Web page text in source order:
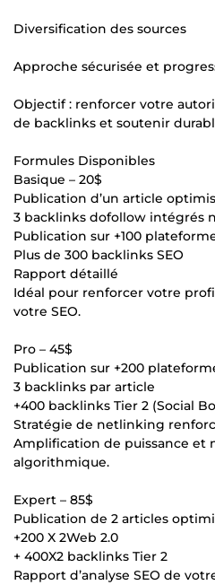
Diversification des sources
Approche sécurisée et
Objectif : renforcer votre
de backlinks et soutenir
Formules Disponibles
Basique – 20$
Publication d’un article
3 backlinks dofollow intégrés
Publication sur +100
Plus de 300 backlinks SEO
Rapport détaillé
Idéal pour renforcer votre
votre SEO.
Pro – 45$
Publication sur +200
3 backlinks par article
+400 backlinks Tier 2 (Social
Stratégie de netlinking
Amplification de puissance et
algorithmique.
Expert – 85$
Publication de 2 articles
+200 X 2Web 2.0
+ 400X2 backlinks Tier 2
Rapport d’analyse SEO de